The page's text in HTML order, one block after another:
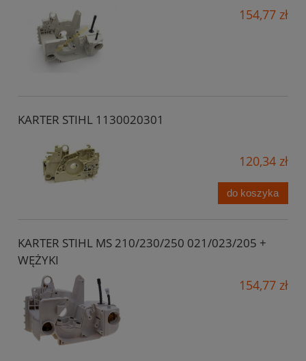
154,77 zł
KARTER STIHL 1130020301
120,34 zł
do koszyka
KARTER STIHL MS 210/230/250 021/023/205 +
WĘŻYKI
154,77 zł